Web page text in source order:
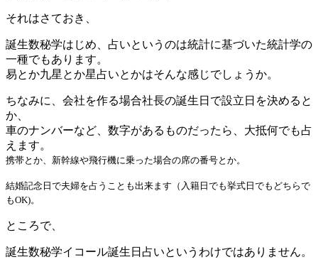
それはさておき、
誕生数秘学はじめ、占いというのは統計に基づいた統計学の
一種でもあります。
易とか九星とか星占いとかはそんな感じでしょうか。
ちなみに、会社を作る場合社長の誕生日で設立日を決めると
か、
車のナンバーなど、数字があるものだったら、大抵何でも占
えます。
携帯とか、新幹線や飛行機に乗った場合の席の番号とか。
結婚記念日で夫婦を占うことも出来ます（入籍日でも挙式日でもどちらで
もOK)。
ところで、
誕生数秘学イコール誕生日占いというわけではありません。